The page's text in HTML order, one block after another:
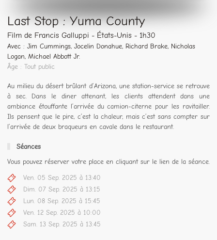
Last Stop : Yuma County
Film de Francis Galluppi - États-Unis - 1h30
Avec : Jim Cummings, Jocelin Donahue, Richard Brake, Nicholas
Logan, Michael Abbott Jr.
Âge : Tout public
Au milieu du désert brûlant d’Arizona, une station-service se retrouve
à sec. Dans le diner attenant, les clients attendent dans une
ambiance étouffante l’arrivée du camion-citerne pour les ravitailler.
Ils pensent que le pire, c’est la chaleur, mais c’est sans compter sur
l’arrivée de deux braqueurs en cavale dans le restaurant.
Séances
Vous pouvez réserver votre place en cliquant sur le lien de la séance.
Ven. 05 Sep. 2025 à 13:40
Dim. 07 Sep. 2025 à 13:15
Lun. 08 Sep. 2025 à 15:45
Ven. 12 Sep. 2025 à 10:00
Sam. 13 Sep. 2025 à 13:45